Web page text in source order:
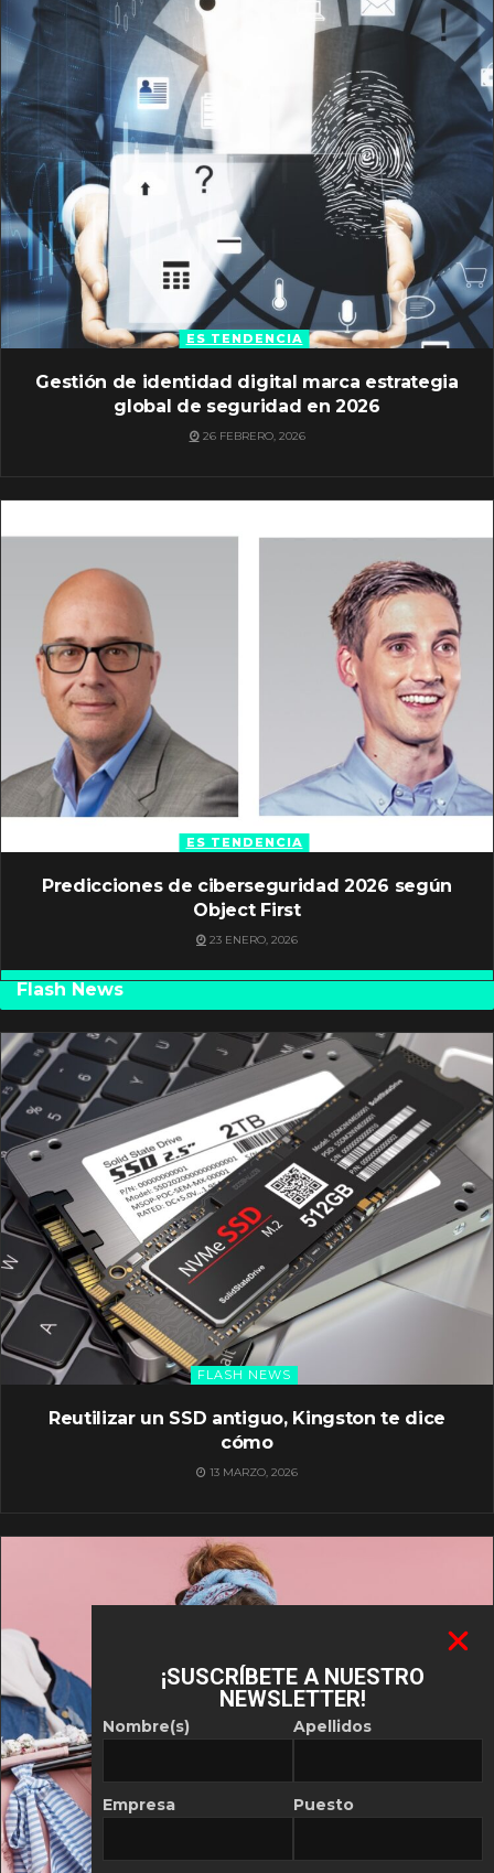
ES TENDENCIA
Gestión de identidad digital marca estrategia
global de seguridad en 2026
26 FEBRERO, 2026
ES TENDENCIA
Predicciones de ciberseguridad 2026 según
Object First
23 ENERO, 2026
Flash News
FLASH NEWS
Reutilizar un SSD antiguo, Kingston te dice
cómo
13 MARZO, 2026
¡SUSCRÍBETE A NUESTRO
NEWSLETTER!
Nombre(s)
Empresa
Apellidos
Puesto